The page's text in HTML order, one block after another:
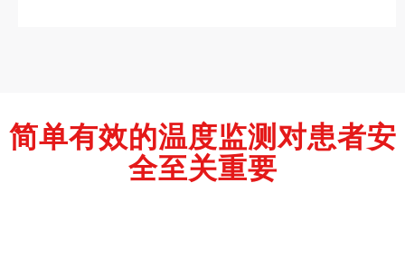
简单有效的温度监测对患者安
全至关重要